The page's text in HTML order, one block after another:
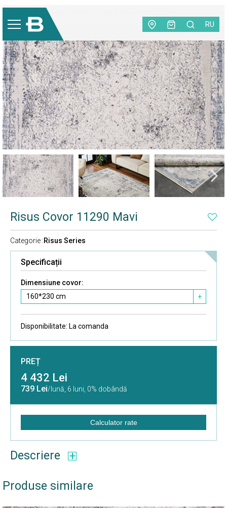
RU
Risus Series
Risus Covor 11290 Mavi
Categorie :Risus Series
Specificații
Dimensiune covor:
160*230 cm
+
Disponibilitate: La comanda
PREȚ
4 432 Lei
739 Lei/lună, 6 luni, 0% dobândă
Calculator rate
Descriere
Produse similare